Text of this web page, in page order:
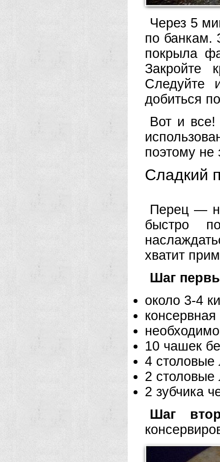
Через 5
по банкам.
покрыла
Закройте
Следуйте
добиться
Вот и все!
поэтому не
Сладкий
Перец —
быстро
хватит
Шаг
около 3-4
10 чашек
4 столовые
2 столовые
2 зубчика
Шаг